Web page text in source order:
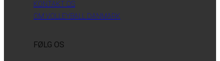
KONTAKT OS
OM VOLLEYBALL DANMARK
FØLG OS